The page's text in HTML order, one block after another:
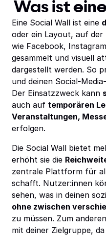
Was ist
Eine Social Wall ist eine
oder ein Layout, auf der
wie Facebook,
gesammelt und visuell
dargestellt werden. So
und deinen Social-
Der Einsatzzweck kann
auch auf temporären
Veranstaltungen,
erfolgen.
Die Social Wall bietet
erhöht sie die
zentrale Plattform für
schafft. Nutzer:innen
sehen, was in deinen
ohne zwischen
zu müssen. Zum
mit deiner Zielgruppe,